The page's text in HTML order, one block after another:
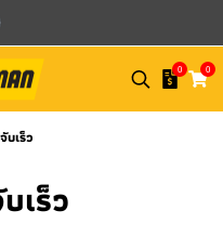
0 0
บเร็ว
เร็ว